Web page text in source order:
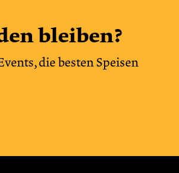
bleiben?
die besten Speisen